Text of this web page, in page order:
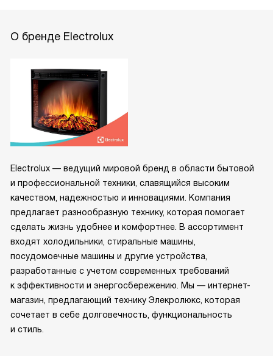
О бренде Electrolux
Electrolux — ведущий мировой бренд в области бытовой
и профессиональной техники, славящийся высоким
качеством, надежностью и инновациями. Компания
предлагает разнообразную технику, которая помогает
сделать жизнь удобнее и комфортнее. В ассортимент
входят холодильники, стиральные машины,
посудомоечные машины и другие устройства,
разработанные с учетом современных требований
к эффективности и энергосбережению. Мы — интернет-
магазин, предлагающий технику Элекролюкс, которая
сочетает в себе долговечность, функциональность
и стиль.